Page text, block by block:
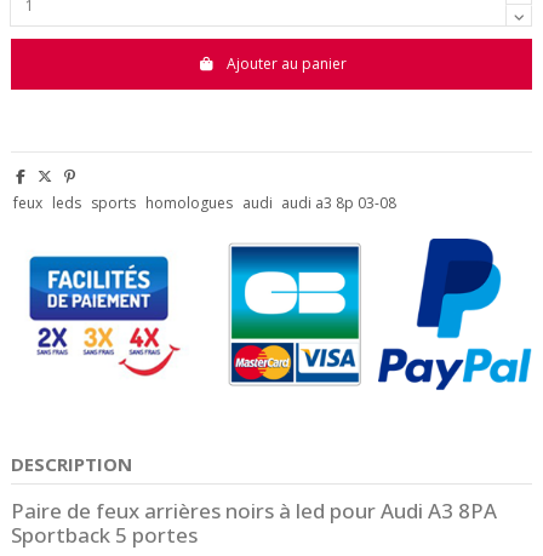
Ajouter au panier
feux leds sports homologues audi audi a3 8p 03-08
DESCRIPTION
Paire de feux arrières noirs à led pour Audi A3 8PA
Sportback 5 portes